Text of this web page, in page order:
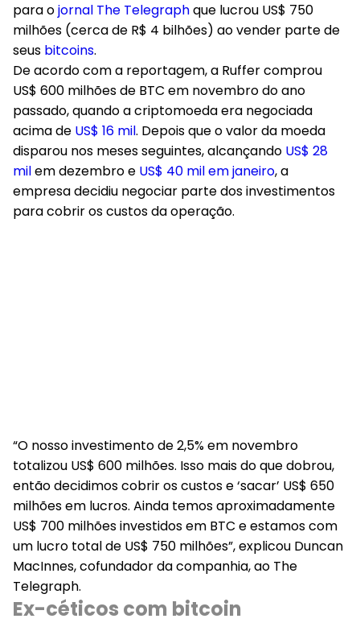
para ojornal The Telegraphque lucrou US$ 750
milhões (cerca de R$ 4 bilhões) ao vender parte de
seus bitcoins.
De acordo com a reportagem, a Ruffer comprou
US$ 600 milhões de BTC em novembro do ano
passado, quando a criptomoeda era negociada
acima de US$ 16 mil. Depois que o valor da moeda
disparou nos meses seguintes, alcançando US$ 28
milem dezembro e US$ 40 mil em janeiro, a
empresa decidiu negociar parte dos investimentos
para cobrir os custos da operação.
“O nosso investimento de 2,5% em novembro
totalizou US$ 600 milhões. Isso mais do que dobrou,
então decidimos cobrir os custos e ‘sacar’ US$ 650
milhões em lucros. Ainda temos aproximadamente
US$ 700 milhões investidos em BTC e estamos com
um lucro total de US$ 750 milhões”, explicou Duncan
MacInnes, cofundador da companhia, ao The
Telegraph.
Ex-céticos com bitcoin